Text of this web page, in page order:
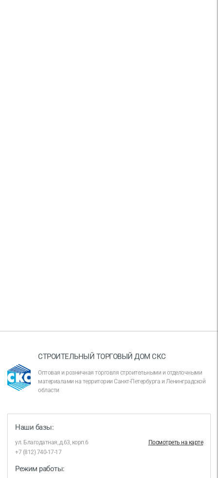
СТРОИТЕЛЬНЫЙ ТОРГОВЫЙ ДОМ СКС
Оптовая и розничная торговля строительными и отделочными
материалами на территории Санкт-Петербурга и Ленинградской
области
Наши базы:
ул. Благодатная, д.63, корп.6
Посмотреть на карте
+7 (812) 740-17-17
Режим работы: